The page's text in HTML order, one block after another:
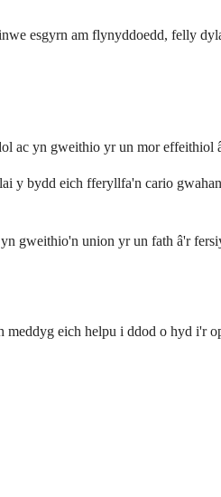
esgyrn am flynyddoedd, felly
ac yn gweithio yr un mor effeithiol
y bydd eich fferyllfa'n cario
gweithio'n union yr un fath â'r
eich helpu i ddod o hyd i'r